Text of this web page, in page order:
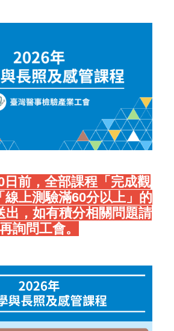
日前，全部課程「完成觀
線上測驗滿60分以上」的
出，如有積分相關問題請
再詢問工會。